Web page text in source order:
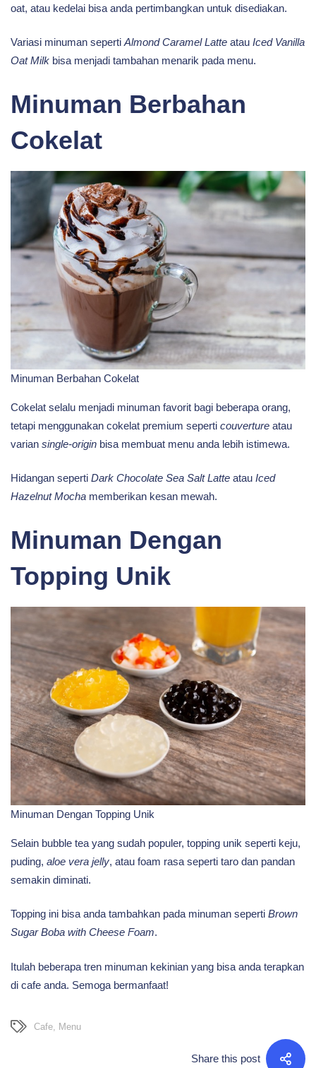
oat, atau kedelai bisa anda pertimbangkan untuk disediakan.
Variasi minuman seperti Almond Caramel Latte atau Iced Vanilla
Oat Milk bisa menjadi tambahan menarik pada menu.
Minuman Berbahan
Cokelat
Minuman Berbahan Cokelat
Cokelat selalu menjadi minuman favorit bagi beberapa orang,
tetapi menggunakan cokelat premium seperti couverture atau
varian single-origin bisa membuat menu anda lebih istimewa.
Hidangan seperti Dark Chocolate Sea Salt Latte atau Iced
Hazelnut Mocha memberikan kesan mewah.
Minuman Dengan
Topping Unik
Minuman Dengan Topping Unik
Selain bubble tea yang sudah populer, topping unik seperti keju,
puding, aloe vera jelly, atau foam rasa seperti taro dan pandan
semakin diminati.
Topping ini bisa anda tambahkan pada minuman seperti Brown
Sugar Boba with Cheese Foam.
Itulah beberapa tren minuman kekinian yang bisa anda terapkan
di cafe anda. Semoga bermanfaat!
Cafe, Menu
Share this post